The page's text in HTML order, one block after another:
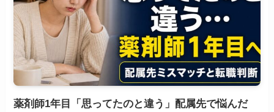
薬剤師1年目「思ってたのと違う」配属先で悩んだ